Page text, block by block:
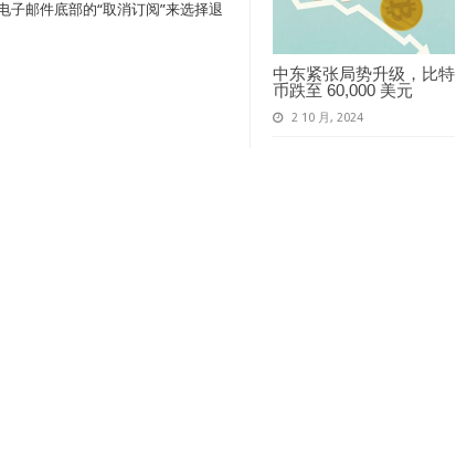
中东紧张局势升级，比特
币跌至 60,000 美元
2 10 月, 2024
子邮件底部的“取消订阅”来选择退